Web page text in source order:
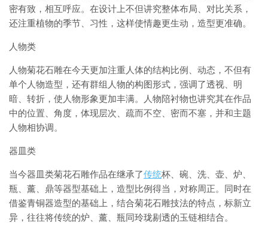
密有致，相互呼应。在设计上不但讲究整体布局、对比关系，
还注重植物的季节、习性，这样使情趣更生动，造型更准确。
人物类
人物菊花石雕在今天更加注重人体的结构比例、动态，不但有
单个人物造型，还有群组人物的构图形式，强调了透视、明
暗、转折，使人物形象更加丰满。人物陪衬物也讲究其在作品
中的位置、角度，体现层次、疏而不空、密而不塞，并和主题
人物相协调。
器皿类
当今器皿类菊花石雕作品在继承了传统杯、碗、洗、壶、炉、
瓶、薰、鼎等器型基础上，造型比例得当，对称周正。同时在
借鉴青铜器造型的基础上，结合菊花石雕技法的特点，标新立
异，往往将传统的炉、薰、瓶同玲珑剔透的玉链相结合。